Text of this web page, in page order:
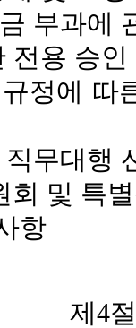
부과에
전용 승인
정에 따
무대행
회 및 특
항
제4